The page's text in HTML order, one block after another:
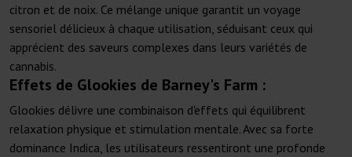
citron et de noix. Ce mélange unique garantit un voyage
sensoriel délicieux à chaque utilisation, séduisant ceux qui
apprécient des saveurs complexes dans leurs variétés de
cannabis.
Effets de Glookies de Barney's Farm :
Glookies délivre une combinaison d'effets qui équilibrent
relaxation physique et stimulation mentale. Avec sa forte
dominance Indica, les utilisateurs ressentiront une profonde